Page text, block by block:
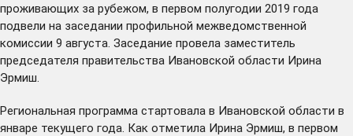
проживающих за рубежом, в первом полугодии 2019 года
подвели на заседании профильной межведомственной
комиссии 9 августа. Заседание провела заместитель
председателя правительства Ивановской области Ирина
Эрмиш.
Региональная программа стартовала в Ивановской области в
январе текущего года. Как отметила Ирина Эрмиш, в первом